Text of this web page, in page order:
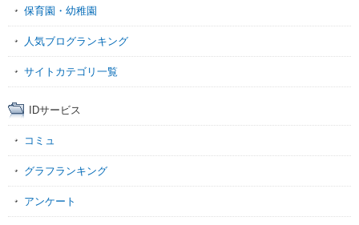
保育園・幼稚園
人気ブログランキング
サイトカテゴリ一覧
IDサービス
コミュ
グラフランキング
アンケート